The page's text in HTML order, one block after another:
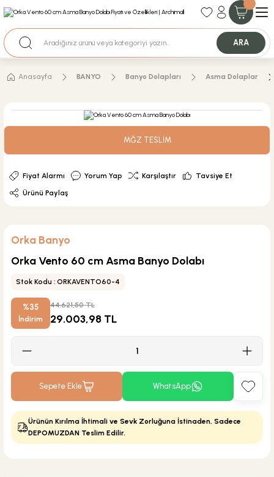
35+ Yıllık Tecrübe
Nakit Ödemeli Özel Fiyatlar için Bizden Teklif Alabilirsiniz.
ARA
Anasayfa BANYO Banyo Dolapları Asma Dolaplar
MĞZ TESLİM
Fiyat Alarmı Yorum Yap Karşılaştır
Tavsiye Et
Ürünü Paylaş
Orka Banyo
Orka Vento 60 cm Asma Banyo Dolabı
Stok Kodu : ORKAVENTO60-4
%35
İndirim
44.621,50 TL
29.003,98 TL
Sepete Ekle WhatsApp
Ürünün Kırılma İhtimali ve Sevk Zorluğuna İstinaden, Sadece
DEPOMUZDAN Teslim Edilir.